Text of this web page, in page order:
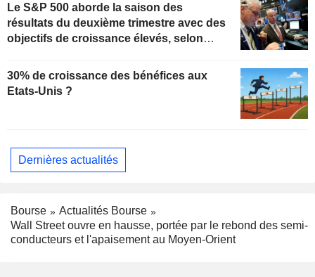
Le S&P 500 aborde la saison des
résultats du deuxième trimestre avec des
objectifs de croissance élevés, selon
30% de croissance des bénéfices aux
Etats-Unis ?
Dernières actualités
Bourse
Actualités Bourse
Wall Street ouvre en hausse, portée par le rebond des semi-
conducteurs et l'apaisement au Moyen-Orient